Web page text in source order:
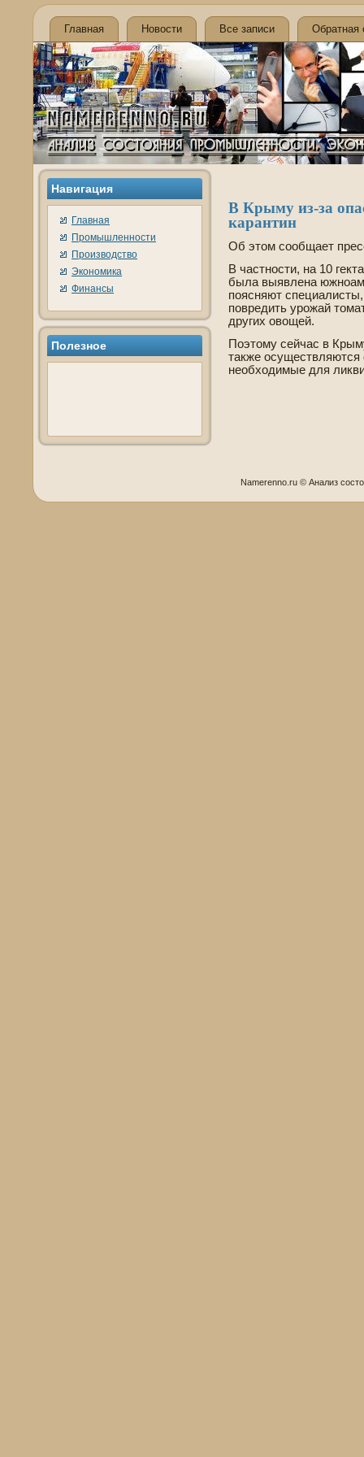
Главная Новости Все записи Обратная
Навигация
Главная
Промышленности
Производство
Экономика
Финансы
Полезное
В Крыму из-за
карантин
Об этом сообщает
В частности, на 10
была выявлена
поясняют
повредить урожай
других овощей.
Поэтому сейчас в
также
необходимые для
Namerenno.ru © Анализ